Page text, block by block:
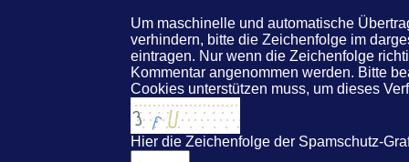
Um maschinelle und automatische
verhindern, bitte die Zeichenfolge im
eintragen. Nur wenn die Zeichenfolge
Kommentar angenommen werden. Bitte
Cookies unterstützen muss, um dieses
Hier die Zeichenfolge der Spamschutz-